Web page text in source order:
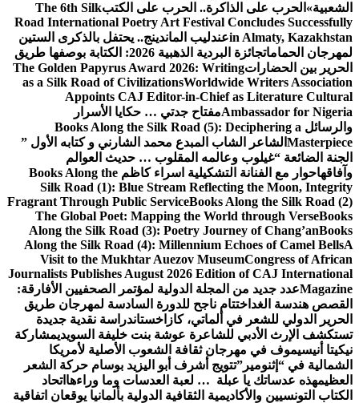
الشعبية» الحرب على الذاكرة.. الحرب على الكتبThe 6th Silk
Road International Poetry Art Festival Concludes Successfully
in Almaty, Kazakhstanعندليب الماندينج.. يحتفل بالذكرى الستين
لمهرجان الحمامات
جائزة البردية الذهبية 2026: الكتابة بوصفها طريق
الحرير بين الحضاراتThe Golden Papyrus Award 2026: Writing
as a Silk Road of CivilizationsWorldwide Writers Association
Appoints CAJ Editor-in-Chief as Literature Cultural
Ambassador for Nigeriaمفتاح جدتي … حكايا الأسرار
والرسائل Books Along the Silk Road (5): Deciphering a
Masterpiece الشاعر الشاب المبدع محمد الشارني و كتابه الأول ”
الجنة الضائعة “غيلوب وعالمه المقلوب … حديث العوالم
وآفاقهاحوار مع الفنانة التشكيلية اسراء كاظم Books Along the
Silk Road (1): Blue Stream Reflecting the Moon, Integrity
Fragrant Through Public ServiceBooks Along the Silk Road (2)
The Global Poet: Mapping the World through VerseBooks
Along the Silk Road (3): Poetry Journey of Chang’anBooks
Along the Silk Road (4): Millennium Echoes of Camel BellsA
Visit to the Mukhtar Auezov MuseumCongress of African
Journalists Publishes August 2026 Edition of CAJ International
Magazineعدد جديد من المجلة الدولية لمؤتمر الصحفيين الأفارقة:
القصص هندسة الغد اختتام ناجح للدورة السادسة لمهرجان طريق
الحرير الدولي للشعر في ألماتي، كازاخستاندراسة نقدية جديدة
تستكشف الإرث الأدبي للشاعرة عوشة بنت خليفة السويديمشاركة
نيكيتا أنيسيموف في مهرجان ثقافة الشعوب الأصلية لأمريكا
الشمالية في “إثنومير”تتويج أشرف أبو اليزيد بوسام حركة الشعر
العظيمهذه عدساتك يا عبلة … لعبة العدسات وما وراءها اتحاد
الكتاب التونسيين والأكاديمية الثقافية الدولية بألمانيا يوقعان اتفاقية